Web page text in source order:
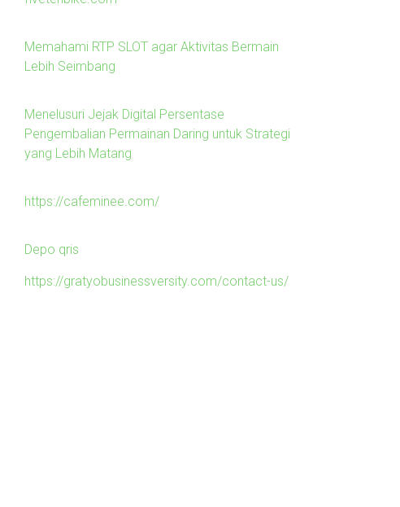
Memahami RTP SLOT agar Aktivitas Bermain
Lebih Seimbang
Menelusuri Jejak Digital Persentase
Pengembalian Permainan Daring untuk Strategi
yang Lebih Matang
https://cafeminee.com/
Depo qris
https://gratyobusinessversity.com/contact-us/